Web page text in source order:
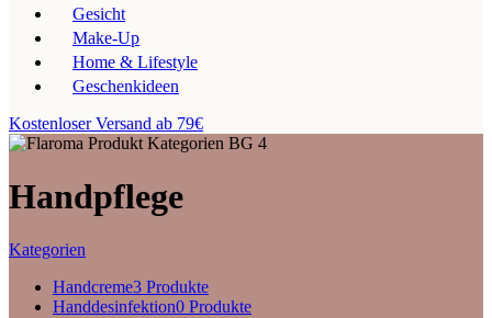
Gesicht
Make-Up
Home & Lifestyle
Geschenkideen
Kostenloser Versand ab 79€
Handpflege
Kategorien
Handcreme3 Produkte
Handdesinfektion0 Produkte